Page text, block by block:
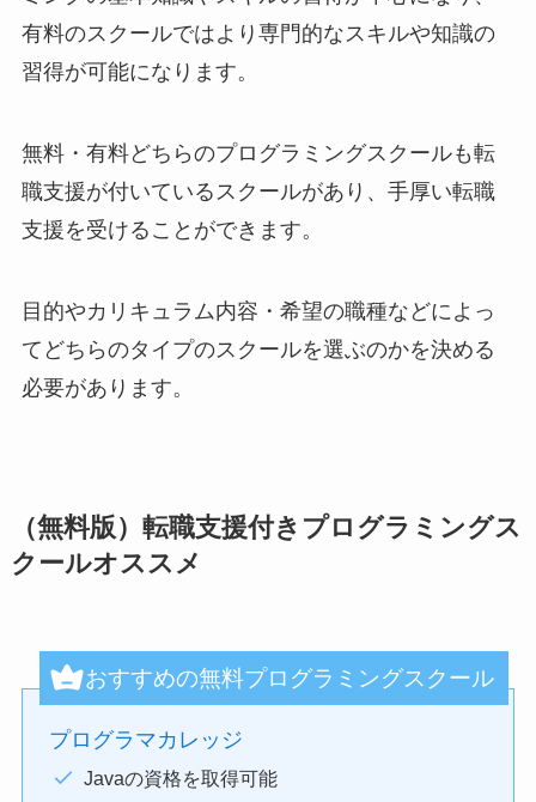
有料のスクールではより専門的なスキルや知識の
習得が可能になります。
無料・有料どちらのプログラミングスクールも転
職支援が付いているスクールがあり、手厚い転職
支援を受けることができます。
目的やカリキュラム内容・希望の職種などによっ
てどちらのタイプのスクールを選ぶのかを決める
必要があります。
（無料版）転職支援付きプログラミングス
クールオススメ
おすすめの無料プログラミングスクール
プログラマカレッジ
Javaの資格を取得可能